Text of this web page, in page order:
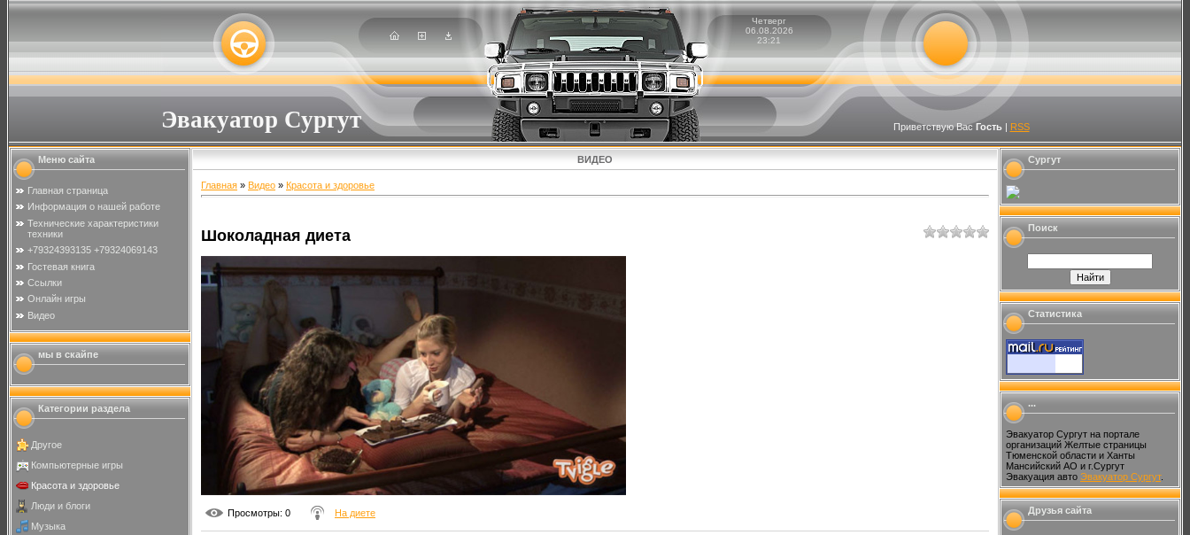
Эвакуатор Сургут
Четверг
06.08.2026
23:21
Приветствую Вас Гость| RSS
Меню сайта
Главная страница
Информация о нашей работе
Технические характеристики
техники
+79324393135 +79324069143
Гостевая книга
Ссылки
Онлайн игры
Видео
мы в скайпе
Категории раздела
Другое
Компьютерные игры
Красота и здоровье
Люди и блоги
Музыка
ВИДЕО
Главная » Видео » Красота и здоровье
Шоколадная диета
Просмотры: 0 На диете
Сургут
Поиск
Статистика
...
Эвакуатор Сургут на портале
организаций Желтые страницы
Тюменской области и Ханты
Мансийский АО и г.Сургут
Эвакуация авто Эвакуатор Сургут.
Друзья сайта